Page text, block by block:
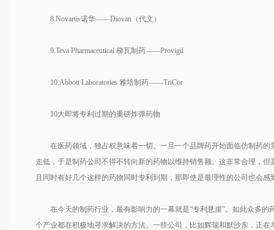
8.Novartis诺华——Diovan（代文）
9.Teva Pharmaceutical 梯瓦制药——Provigil
10.Abbott Laboratories 雅培制药——TriCor
10大即将专利过期的重磅炸弹药物
在医药领域，独占权意味着一切。一旦一个品牌药开始面临仿制药的
走低，于是制药公司不得不转向新的药物以维持销售额。这非常合理，
且同时有好几个这样的药物同时专利到期，那即使是最理性的公司也会感
在今天的制药行业，最有影响力的一幕就是“专利悬崖”。如此众多的
个产业都在积极地寻求解决的方法。一些公司，比如辉瑞和默沙东，正